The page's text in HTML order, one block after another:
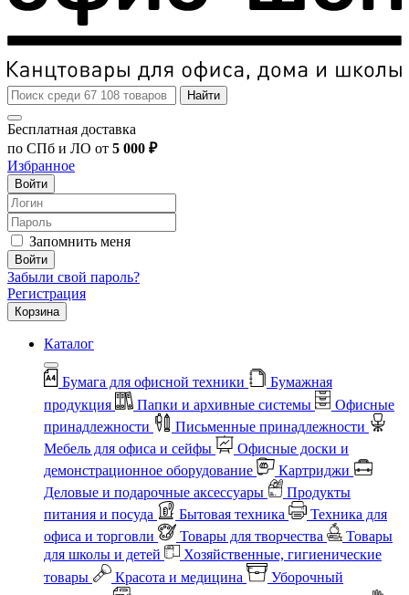
Найти
Бесплатная доставка
по СПб и ЛО от 5 000 ₽
Избранное
Войти
Запомнить меня
Войти
Забыли свой пароль?
Регистрация
Корзина
Каталог
Бумага для офисной техники
Бумажная
продукция
Папки и архивные системы
Офисные
принадлежности
Письменные принадлежности
Мебель для офиса и сейфы
Офисные доски и
демонстрационное оборудование
Картриджи
Деловые и подарочные аксессуары
Продукты
питания и посуда
Бытовая техника
Техника для
офиса и торговли
Товары для творчества
Товары
для школы и детей
Хозяйственные, гигиенические
товары
Красота и медицина
Уборочный